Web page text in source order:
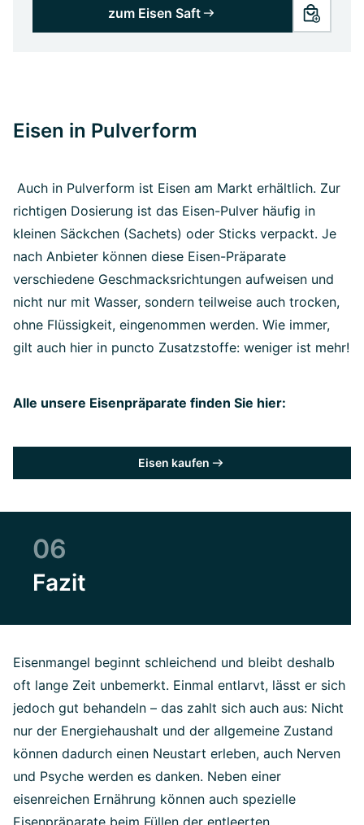
zum Eisen Saft
Eisen in Pulverform
Auch in Pulverform ist Eisen am Markt erhältlich. Zur
richtigen Dosierung ist das Eisen-Pulver häufig in
kleinen Säckchen (Sachets) oder Sticks verpackt. Je
nach Anbieter können diese Eisen-Präparate
verschiedene Geschmacksrichtungen aufweisen und
nicht nur mit Wasser, sondern teilweise auch trocken,
ohne Flüssigkeit, eingenommen werden. Wie immer,
gilt auch hier in puncto Zusatzstoffe: weniger ist mehr!
Alle unsere Eisenpräparate finden Sie hier:
Eisen kaufen
06
Fazit
Eisenmangel beginnt schleichend und bleibt deshalb
oft lange Zeit unbemerkt. Einmal entlarvt, lässt er sich
jedoch gut behandeln – das zahlt sich auch aus: Nicht
nur der Energiehaushalt und der allgemeine Zustand
können dadurch einen Neustart erleben, auch Nerven
und Psyche werden es danken. Neben einer
eisenreichen Ernährung können auch spezielle